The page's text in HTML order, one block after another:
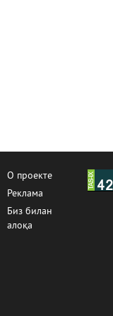
О проекте
Реклама
Биз билан
алоқа